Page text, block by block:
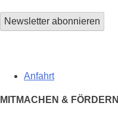
Anfahrt
MITMACHEN & FÖRDERN